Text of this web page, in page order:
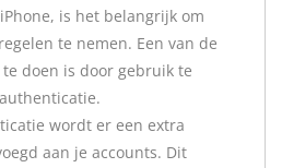
is het belangrijk om
te nemen. Een van de
doen is door gebruik te
wordt er een extra
aan je accounts. Dit